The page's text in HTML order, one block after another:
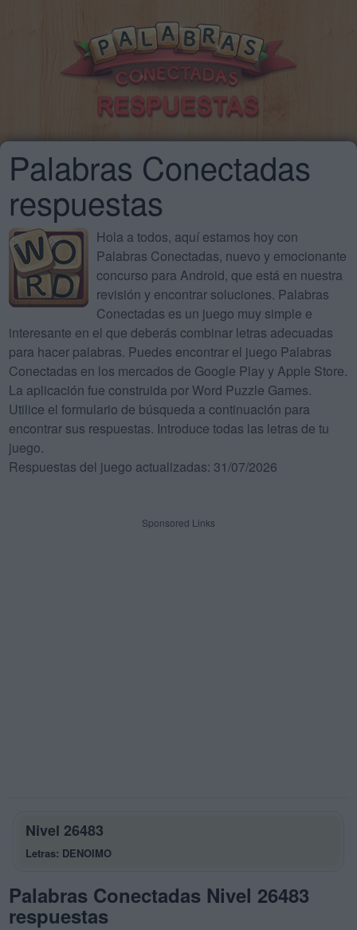
Palabras Conectadas
respuestas
Hola a todos, aquí estamos hoy con
Palabras Conectadas, nuevo y emocionante
concurso para Android, que está en nuestra
revisión y encontrar soluciones. Palabras
Conectadas es un juego muy simple e
interesante en el que deberás combinar letras adecuadas
para hacer palabras. Puedes encontrar el juego Palabras
Conectadas en los mercados de Google Play y Apple Store.
La aplicación fue construida por Word Puzzle Games.
Utilice el formulario de búsqueda a continuación para
encontrar sus respuestas. Introduce todas las letras de tu
juego.
Respuestas del juego actualizadas: 31/07/2026
Sponsored Links
Nivel 26483
Letras: DENOIMO
Palabras Conectadas Nivel 26483
respuestas